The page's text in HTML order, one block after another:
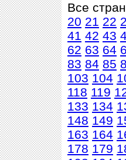
Все
20 21 22
41 42 43
62 63 64
83 84 85
103 104
118 119
133 134
148 149
163 164
178 179